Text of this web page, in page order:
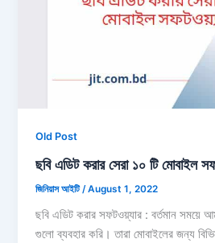
Old Post
ছবি এডিট করার সেরা ১০ টি মোবাইল
জিনিয়াস আইটি /August 1, 2022
ছবি এডিট করার সফটওয়্যার : বর্তমান সময়ে
গুলো ব্যবহার করি। তারা মোবাইলের জন্য